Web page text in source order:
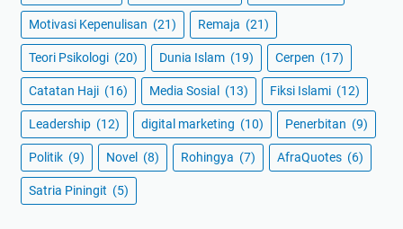
Motivasi Kepenulisan (21) Remaja (21)
Teori Psikologi (20) Dunia Islam (19) Cerpen (17)
Catatan Haji (16) Media Sosial (13) Fiksi Islami (12)
Leadership (12) digital marketing (10) Penerbitan (9)
Politik (9) Novel (8) Rohingya (7) AfraQuotes (6)
Satria Piningit (5)